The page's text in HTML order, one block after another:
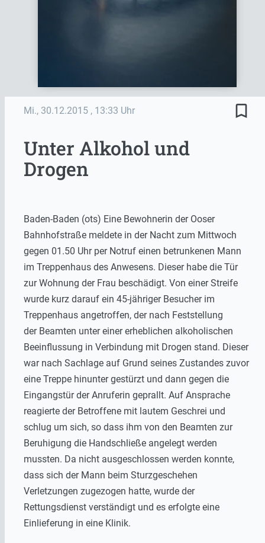
Mi., 30.12.2015 , 13:33 Uhr bookmark_border
Unter Alkohol und
Drogen
Baden-Baden (ots) Eine Bewohnerin der Ooser
Bahnhofstraße meldete in der Nacht zum Mittwoch
gegen 01.50 Uhr per Notruf einen betrunkenen Mann
im Treppenhaus des Anwesens. Dieser habe die Tür
zur Wohnung der Frau beschädigt. Von einer Streife
wurde kurz darauf ein 45-jähriger Besucher im
Treppenhaus angetroffen, der nach Feststellung
der Beamten unter einer erheblichen alkoholischen
Beeinflussung in Verbindung mit Drogen stand. Dieser
war nach Sachlage auf Grund seines Zustandes zuvor
eine Treppe hinunter gestürzt und dann gegen die
Eingangstür der Anruferin geprallt. Auf Ansprache
reagierte der Betroffene mit lautem Geschrei und
schlug um sich, so dass ihm von den Beamten zur
Beruhigung die Handschließe angelegt werden
mussten. Da nicht ausgeschlossen werden konnte,
dass sich der Mann beim Sturzgeschehen
Verletzungen zugezogen hatte, wurde der
Rettungsdienst verständigt und es erfolgte eine
Einlieferung in eine Klinik.